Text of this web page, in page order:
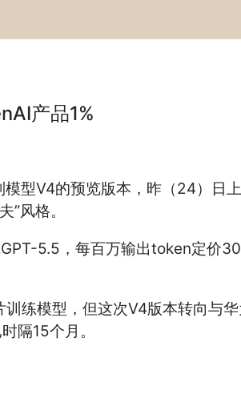
产品1%
型V4的预览版本，昨（24）
”风格。
5.5，每百万输出token定价
练模型，但这次V4版本转向与
隔15个月。